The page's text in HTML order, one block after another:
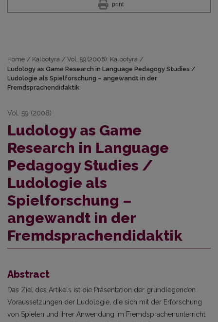
print
Home / Kalbotyra / Vol. 59 (2008): Kalbotyra /
Ludology as Game Research in Language Pedagogy Studies /
Ludologie als Spielforschung – angewandt in der
Fremdsprachendidaktik
Vol. 59 (2008)
Ludology as Game
Research in Language
Pedagogy Studies /
Ludologie als
Spielforschung –
angewandt in der
Fremdsprachendidaktik
Abstract
Das Ziel des Artikels ist die Präsentation der grundlegenden
Voraussetzungen der Ludologie, die sich mit der Erforschung
von Spielen und ihrer Anwendung im Fremdsprachenunterricht